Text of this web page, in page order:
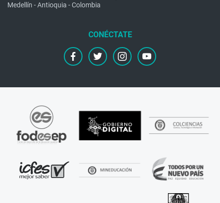
Medellín - Antioquia - Colombia
facebooktwitter instagramyoutube